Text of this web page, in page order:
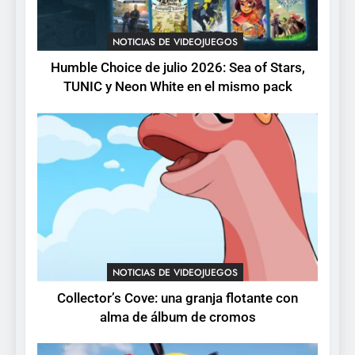
Collector’s Cove: una granja
flotante con alma de álbum
de cromos
NOTICIAS DE VIDEOJUEGOS
Palworld 1.0: fecha,
cambios y todo lo que llega
con el lanzamiento
completo
NOTICIAS DE VIDEOJUEGOS
5
Mistbound: Guild Wars
tendrá su primer CCG digital
para PC y móviles
NOTICIAS DE VIDEOJUEGOS
ya tiene fecha: Capcom
NOTICIAS DE VIDEOJUEGOS
Humble Choice de julio 2026: Sea of Stars,
TUNIC y Neon White en el mismo pack
NOTICIAS DE VIDEOJUEGOS
Collector’s Cove: una granja flotante con
alma de álbum de cromos